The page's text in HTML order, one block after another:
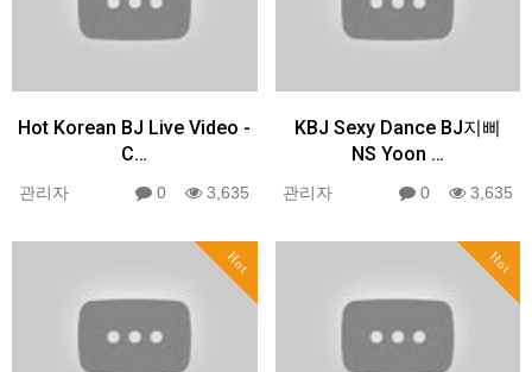
Hot Korean BJ Live Video -
C…
관리자 0 3,635
KBJ Sexy Dance BJ지삐
NS Yoon …
관리자 0 3,635
Hot Hot